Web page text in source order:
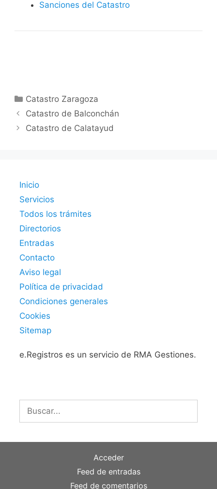
Sanciones del Catastro
Categorías
Catastro Zaragoza
Catastro de Balconchán
Catastro de Calatayud
Inicio
Servicios
Todos los trámites
Directorios
Entradas
Contacto
Aviso legal
Política de privacidad
Condiciones generales
Cookies
Sitemap
e.Registros es un servicio de RMA Gestiones.
Acceder
Feed de entradas
Feed de comentarios